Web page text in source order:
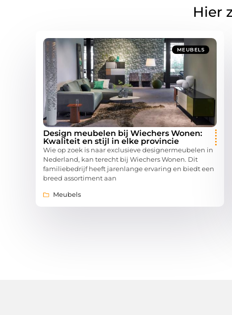
Hier
MEUBELS
Design meubelen bij Wiechers Wonen:
Kwaliteit en stijl in elke provincie
Wie op zoek is naar exclusieve designermeubelen in
Nederland, kan terecht bij Wiechers Wonen. Dit
familiebedrijf heeft jarenlange ervaring en biedt een
breed assortiment aan
Meubels